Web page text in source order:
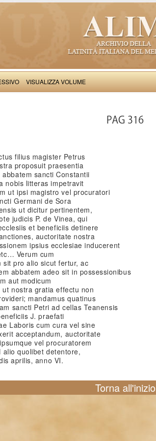
VISUALIZZA VOLUME
PAG 316
filius magister Petrus
proposuit praesentia
sancti Constantii
nobis litteras impetravit
ut ipsi magistro vel procuratori
Germani de Sora
ut dicitur pertinentem,
judicis P. de Vinea, qui
et beneficiis detinere
auctoritate nostra
ipsius ecclesiae inducerent
Verum cum
sit pro alio sicut fertur, ac
abbatem adeo sit in possessionibus
aut modicum
nostra gratia effectu non
mandamus quatinus
sancti Petri ad cellas Teanensis
J. praefati
Laboris cum cura vel sine
acceptandum, auctoritate
vel procuratorem
quolibet detentore,
aprilis, anno VI.
Torna all'inizio